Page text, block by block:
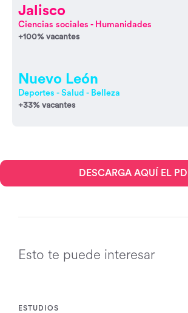
Jalisco
Ciencias sociales - Humanidades
+100% vacantes
Nuevo León
Deportes - Salud - Belleza
+33% vacantes
DESCARGA AQUÍ EL
Esto te puede interesar
ESTUDIOS